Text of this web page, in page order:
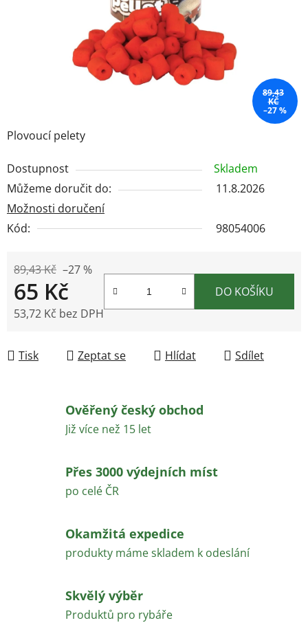
Plovoucí pelety
Dostupnost
Skladem
Můžeme doručit do:
11.8.2026
Možnosti doručení
Kód:
98054006
89,43 Kč –27 %
65 Kč
53,72 Kč bez DPH
DO KOŠÍKU
Tisk Zeptat se Hlídat Sdílet
89,43
KČ
–27 %
Ověřený český obchod
Již více než 15 let
Přes 3000 výdejních míst
po celé ČR
Okamžitá expedice
produkty máme skladem k odeslání
Skvělý výběr
Produktů pro rybáře